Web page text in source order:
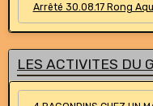
Arrêté 30.08.17 Rong
LES ACTIVITES DU